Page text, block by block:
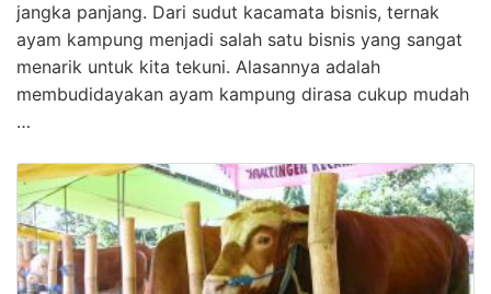
jangka panjang. Dari sudut kacamata bisnis, ternak
ayam kampung menjadi salah satu bisnis yang sangat
menarik untuk kita tekuni. Alasannya adalah
membudidayakan ayam kampung dirasa cukup mudah
…